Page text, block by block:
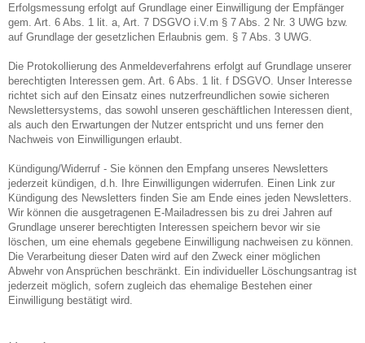
Erfolgsmessung erfolgt auf Grundlage einer Einwilligung der Empfänger
gem. Art. 6 Abs. 1 lit. a, Art. 7 DSGVO i.V.m § 7 Abs. 2 Nr. 3 UWG bzw.
auf Grundlage der gesetzlichen Erlaubnis gem. § 7 Abs. 3 UWG.
Die Protokollierung des Anmeldeverfahrens erfolgt auf Grundlage unserer
berechtigten Interessen gem. Art. 6 Abs. 1 lit. f DSGVO. Unser Interesse
richtet sich auf den Einsatz eines nutzerfreundlichen sowie sicheren
Newslettersystems, das sowohl unseren geschäftlichen Interessen dient,
als auch den Erwartungen der Nutzer entspricht und uns ferner den
Nachweis von Einwilligungen erlaubt.
Kündigung/Widerruf - Sie können den Empfang unseres Newsletters
jederzeit kündigen, d.h. Ihre Einwilligungen widerrufen. Einen Link zur
Kündigung des Newsletters finden Sie am Ende eines jeden Newsletters.
Wir können die ausgetragenen E-Mailadressen bis zu drei Jahren auf
Grundlage unserer berechtigten Interessen speichern bevor wir sie
löschen, um eine ehemals gegebene Einwilligung nachweisen zu können.
Die Verarbeitung dieser Daten wird auf den Zweck einer möglichen
Abwehr von Ansprüchen beschränkt. Ein individueller Löschungsantrag ist
jederzeit möglich, sofern zugleich das ehemalige Bestehen einer
Einwilligung bestätigt wird.